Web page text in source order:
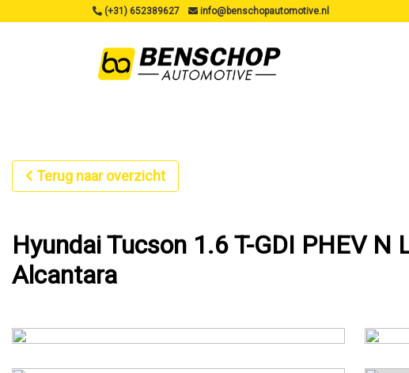
(+31) 652389627 info@benschopautomotive.nl
Terug naar overzicht
Hyundai Tucson 1.6 T-GDI PHEV
Alcantara